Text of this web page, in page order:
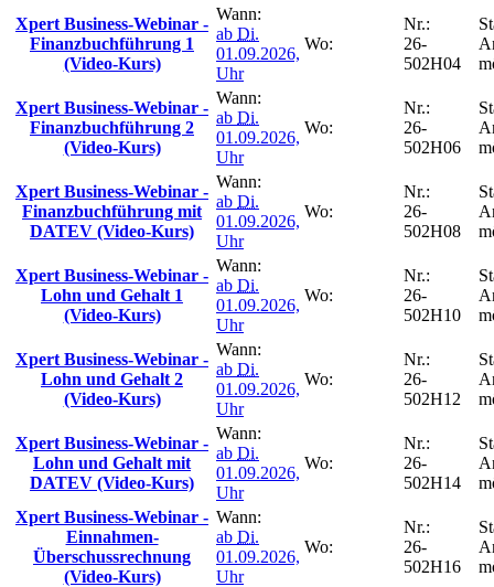
Xpert Business-Webinar -
Finanzbuchführung 1
(Video-Kurs)
Wann:
ab Di.
01.09.2026,
Uhr
Wo:
Nr.:
26-
502H04
Xpert Business-Webinar -
Finanzbuchführung 2
(Video-Kurs)
Wann:
ab Di.
01.09.2026,
Uhr
Wo:
Nr.:
26-
502H06
Xpert Business-Webinar -
Finanzbuchführung mit
DATEV (Video-Kurs)
Wann:
ab Di.
01.09.2026,
Uhr
Wo:
Nr.:
26-
502H08
Xpert Business-Webinar -
Lohn und Gehalt 1
(Video-Kurs)
Wann:
ab Di.
01.09.2026,
Uhr
Wo:
Nr.:
26-
502H10
Xpert Business-Webinar -
Lohn und Gehalt 2
(Video-Kurs)
Wann:
ab Di.
01.09.2026,
Uhr
Wo:
Nr.:
26-
502H12
Xpert Business-Webinar -
Lohn und Gehalt mit
DATEV (Video-Kurs)
Wann:
ab Di.
01.09.2026,
Uhr
Wo:
Nr.:
26-
502H14
Xpert Business-Webinar -
Einnahmen-
Überschussrechnung
(Video-Kurs)
Wann:
ab Di.
01.09.2026,
Uhr
Wo:
Nr.:
26-
502H16